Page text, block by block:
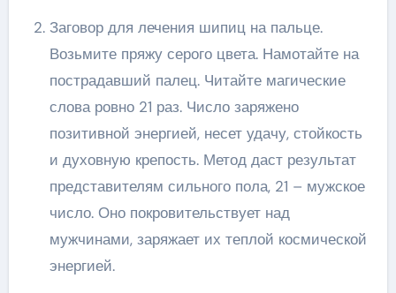
Заговор для лечения шипиц на пальце.
Возьмите пряжу серого цвета. Намотайте на
пострадавший палец. Читайте магические
слова ровно 21 раз. Число заряжено
позитивной энергией, несет удачу, стойкость
и духовную крепость. Метод даст результат
представителям сильного пола, 21 – мужское
число. Оно покровительствует над
мужчинами, заряжает их теплой космической
энергией.